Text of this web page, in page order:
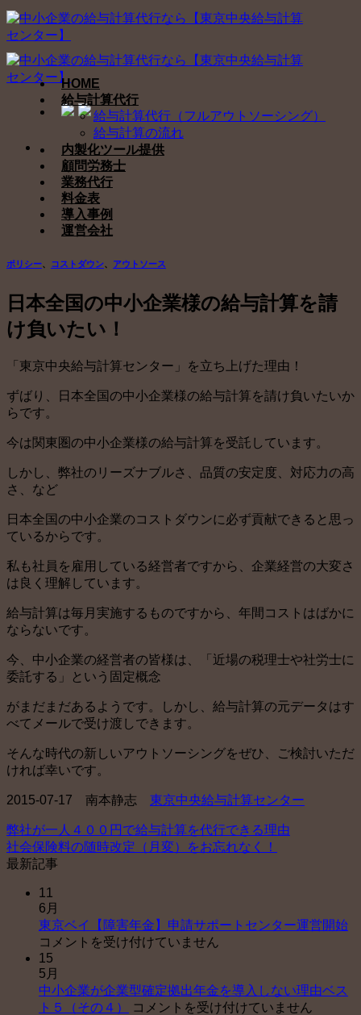
Skip
to
content
HOME
給与計算代行
給与計算代行（フルアウトソーシング）
給与計算の流れ
内製化ツール提供
顧問労務士
業務代行
料金表
導入事例
運営会社
ポリシー コストダウン アウトソース
日本全国の中小企業様の給与計算を請
け負いたい！
「東京中央給与計算センター」を立ち上げた理由！
ずばり、日本全国の中小企業様の給与計算を請け負いたいか
らです。
今は関東圏の中小企業様の給与計算を受託しています。
しかし、弊社のリーズナブルさ、品質の安定度、対応力の高
さ、など
日本全国の中小企業のコストダウンに必ず貢献できると思っ
ているからです。
私も社員を雇用している経営者ですから、企業経営の大変さ
は良く理解しています。
給与計算は毎月実施するものですから、年間コストはばかに
ならないです。
今、中小企業の経営者の皆様は、「近場の税理士や社労士に
委託する」という固定概念
がまだまだあるようです。しかし、給与計算の元データはす
べてメールで受け渡しできます。
そんな時代の新しいアウトソーシングをぜひ、ご検討いただ
ければ幸いです。
2015-07-17 南本静志 東京中央給与計算センター
弊社が一人４００円で給与計算を代行できる理由
社会保険料の随時改定（月変）をお忘れなく！
最新記事
11
6月
東京ベイ【障害年金】申請サポートセンター運営開始東
コメントを受け付けていません
15
5月
中小企業が企業型確定拠出年金を導入しない理由ベス
ト５（その４）
中
コメントを受け付けていません